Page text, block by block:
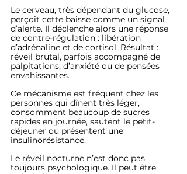
Le cerveau, très dépendant du glucose,
perçoit cette baisse comme un signal
d’alerte. Il déclenche alors une réponse
de contre-régulation : libération
d’adrénaline et de cortisol. Résultat :
réveil brutal, parfois accompagné de
palpitations, d’anxiété ou de pensées
envahissantes.
Ce mécanisme est fréquent chez les
personnes qui dînent très léger,
consomment beaucoup de sucres
rapides en journée, sautent le petit-
déjeuner ou présentent une
insulinorésistance.
Le réveil nocturne n’est donc pas
toujours psychologique. Il peut être